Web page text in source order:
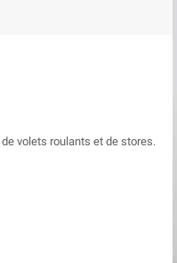
volets roulants et de stores.